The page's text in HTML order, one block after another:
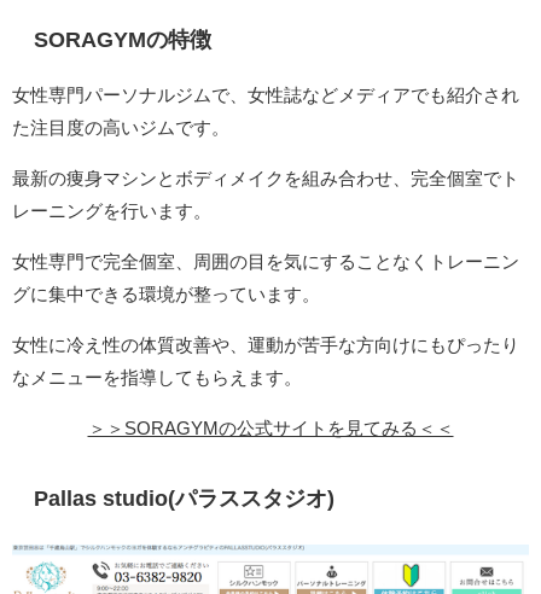
SORAGYMの特徴
女性専門パーソナルジムで、女性誌などメディアでも紹介され
た注目度の高いジムです。
最新の痩身マシンとボディメイクを組み合わせ、完全個室でト
レーニングを行います。
女性専門で完全個室、周囲の目を気にすることなくトレーニン
グに集中できる環境が整っています。
女性に冷え性の体質改善や、運動が苦手な方向けにもぴったり
なメニューを指導してもらえます。
＞＞SORAGYMの公式サイトを見てみる＜＜
Pallas studio(パラススタジオ)